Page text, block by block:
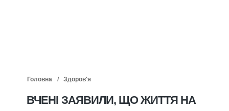
Головна Здоров'я
ВЧЕНІ ЗАЯВИЛИ, ЩО ЖИТТЯ НА